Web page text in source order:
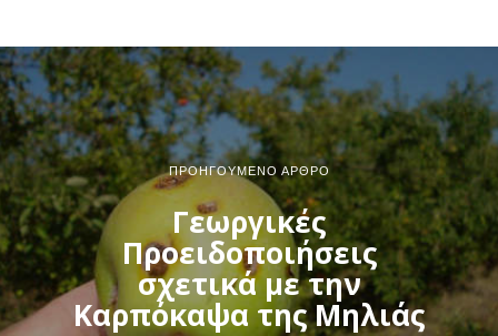
ΠΡΟΗΓΟΎΜΕΝΟ ΆΡΘΡΟ
Γεωργικές
Προειδοποιήσεις
σχετικά με την
Καρπόκαψα της Μηλιάς